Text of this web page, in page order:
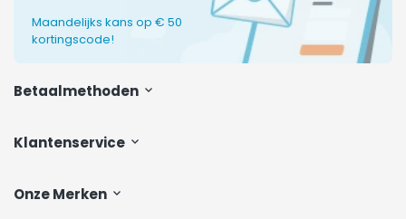
Klantenservice
Onze Merken
Maandelijks kans op € 50
kortingscode!
Betaalmethoden